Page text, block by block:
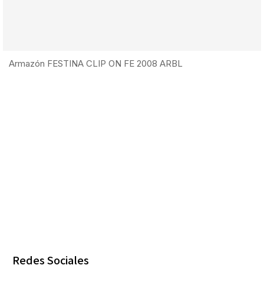
Armazón FESTINA CLIP ON FE 2008 ARBL
Redes Sociales